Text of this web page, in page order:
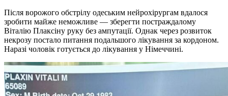
Після ворожого обстрілу одеським нейрохірургам вдалося
зробити майже неможливе — зберегти постраждалому
Віталію Плаксіну руку без ампутації. Однак через розвиток
некрозу постало питання подальшого лікування за кордоном.
Наразі чоловік готується до лікування у Німеччині.